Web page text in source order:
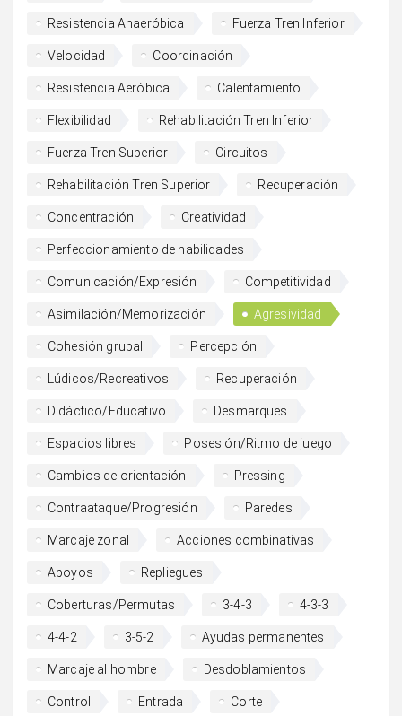
Resistencia Anaeróbica Fuerza Tren Inferior
Velocidad Coordinación
Resistencia Aeróbica Calentamiento
Flexibilidad Rehabilitación Tren Inferior
Fuerza Tren Superior Circuitos
Rehabilitación Tren Superior Recuperación
Concentración Creatividad
Perfeccionamiento de habilidades
Comunicación/Expresión Competitividad
Asimilación/Memorización Agresividad
Cohesión grupal Percepción
Lúdicos/Recreativos Recuperación
Didáctico/Educativo Desmarques
Espacios libres Posesión/Ritmo de juego
Cambios de orientación Pressing
Contraataque/Progresión Paredes
Marcaje zonal Acciones combinativas
Apoyos Repliegues
Coberturas/Permutas 3-4-3 4-3-3
4-4-2 3-5-2 Ayudas permanentes
Marcaje al hombre Desdoblamientos
Control Entrada Corte